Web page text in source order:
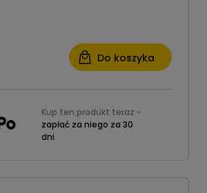
Do koszyka
Kup ten produkt teraz -
zapłać za niego za 30
dni